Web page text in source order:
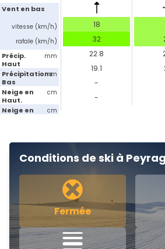
Vent en bas
vitesse (km/h)
rafale (km/h)
Précip.
Haut
mm
Précipitations
Bas
mm
Neige en
Haut.
cm
Neige en
cm
18
32
22.8
19.1
-
-
Conditions de ski à
Fermée